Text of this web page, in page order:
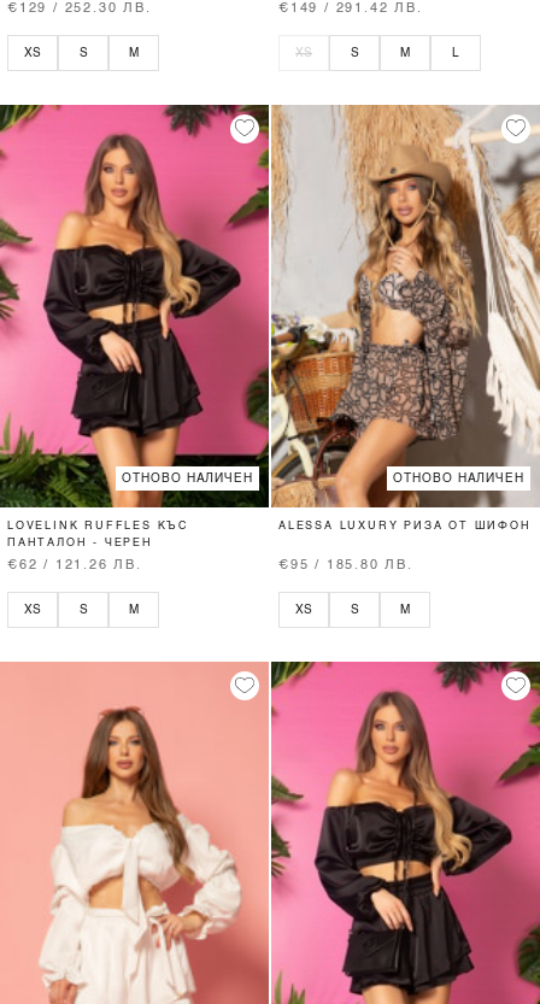
€129 / 252.30 ЛВ.
XS S M
€149 / 291.42 ЛВ.
XS S M
ОТНОВО НАЛИЧЕН
LOVELINK RUFFLES КЪС
ПАНТАЛОН - ЧЕРЕН
€62 / 121.26 ЛВ.
XS S M
ОТНОВО НАЛИЧЕН
ALESSA LUXURY РИЗА ОТ ШИФОН
€95 / 185.80 ЛВ.
XS S M